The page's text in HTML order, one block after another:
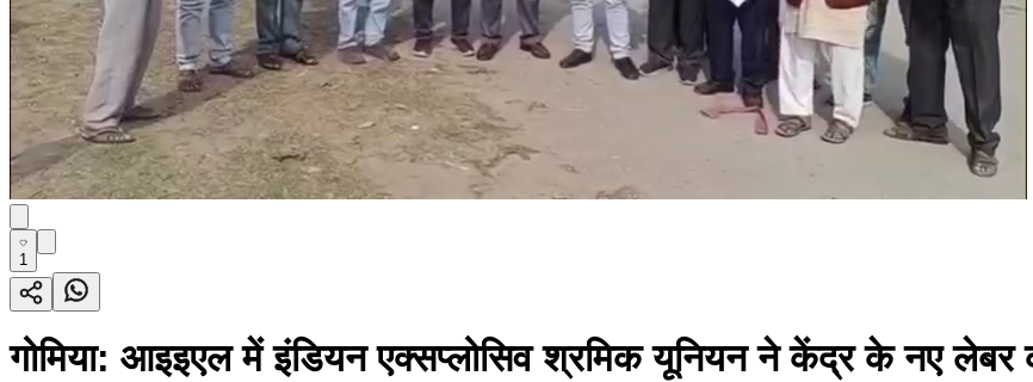
1
गोमिया: आइइएल में इंडियन एक्सप्लोसिव श्रमिक यूनियन ने केंद्र के नए लेबर